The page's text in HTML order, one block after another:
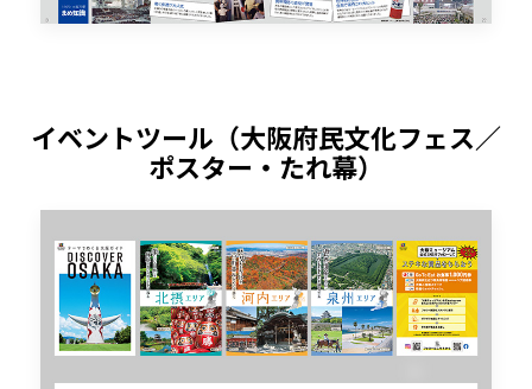
イベントツール（大阪府民文化フェス／
ポスター・たれ幕）